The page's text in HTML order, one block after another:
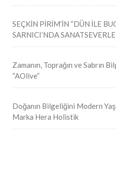
SEÇKİN PİRİM’İN “DÜN İLE
SARNICI’NDA
Zamanın, Toprağın ve Sabrın
“AOlive”
Doğanın Bilgeliğini Modern
Marka Hera Holistik